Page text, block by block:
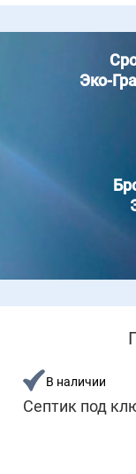
Эко-
В наличии
Септик под